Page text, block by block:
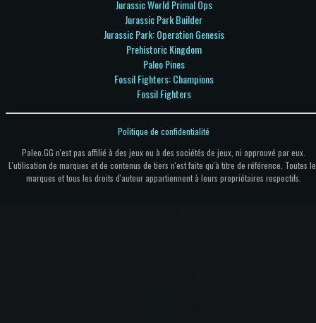
Jurassic World Primal Ops
Jurassic Park Builder
Jurassic Park: Operation Genesis
Prehistoric Kingdom
Paleo Pines
Fossil Fighters: Champions
Fossil Fighters
Paleo.GG n'est pas affilié à des jeux ou à des sociétés de jeux, ni approuvé par eux.
L'utilisation de marques et de contenus de tiers n'est faite qu'à titre de référence. Toutes
marques et tous les droits d'auteur appartiennent à leurs propriétaires respectifs.
Politique de confidentialité